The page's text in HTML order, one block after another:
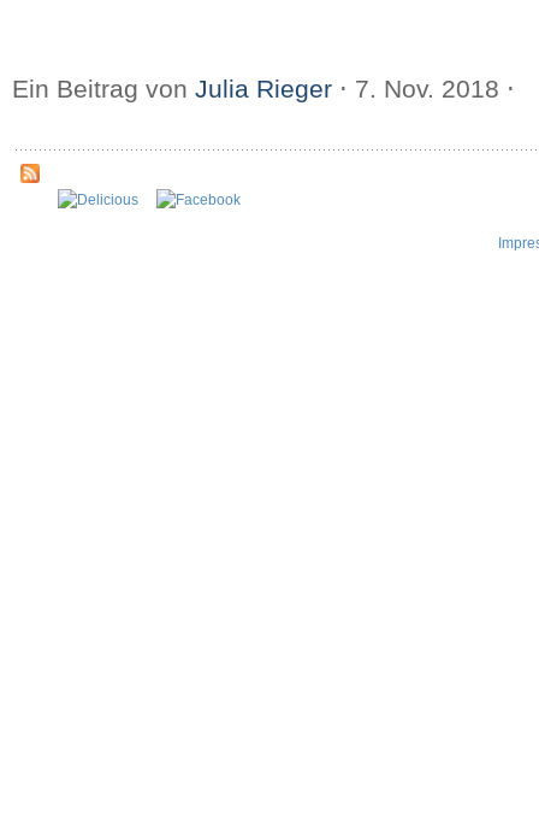
Ein Beitrag von Julia Rieger ⋅ 7. Nov. 2018 ⋅